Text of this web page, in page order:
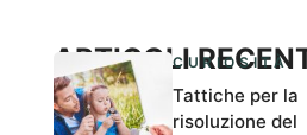
ARTICOLICURIOSITÀ
Tattiche per la
risoluzione del